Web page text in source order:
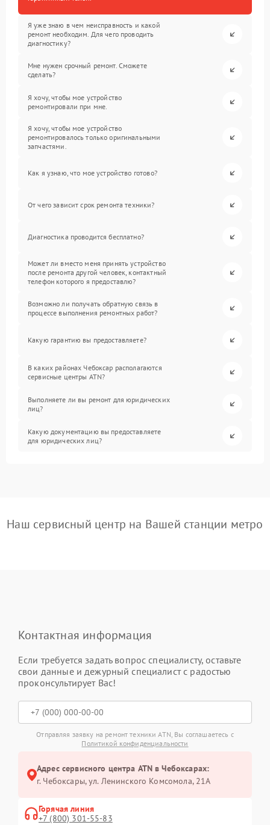
Я уже знаю в чем неисправность и какой
ремонт необходим. Для чего проводить
диагностику?
Мне нужен срочный ремонт. Сможете
сделать?
Я хочу, чтобы мое устройство
ремонтировали при мне.
Я хочу, чтобы мое устройство
ремонтировалось только оригинальными
запчастями.
Как я узнаю, что мое устройство готово?
От чего зависит срок ремонта техники?
Диагностика проводится бесплатно?
Может ли вместо меня принять устройство
после ремонта другой человек, контактный
телефон которого я предоставлю?
Возможно ли получать обратную связь в
процессе выполнения ремонтных работ?
Какую гарантию вы предоставляете?
В каких районах Чебоксар располагаются
сервисные центры ATN?
Выполняете ли вы ремонт для юридических
лиц?
Какую документацию вы предоставляете
для юридических лиц?
Наш сервисный центр на Вашей станции метро
Контактная информация
Если требуется задать вопрос специалисту, оставьте
свои данные и дежурный специалист с радостью
проконсультирует Вас!
Отправляя заявку на ремонт техники ATN, Вы соглашаетесь с
Политикой конфиденциальности
Адрес сервисного центра ATN в Чебоксарах:
г. Чебоксары, ул. Ленинского Комсомола, 21А
Горячая линия
+7 (800) 301-55-83